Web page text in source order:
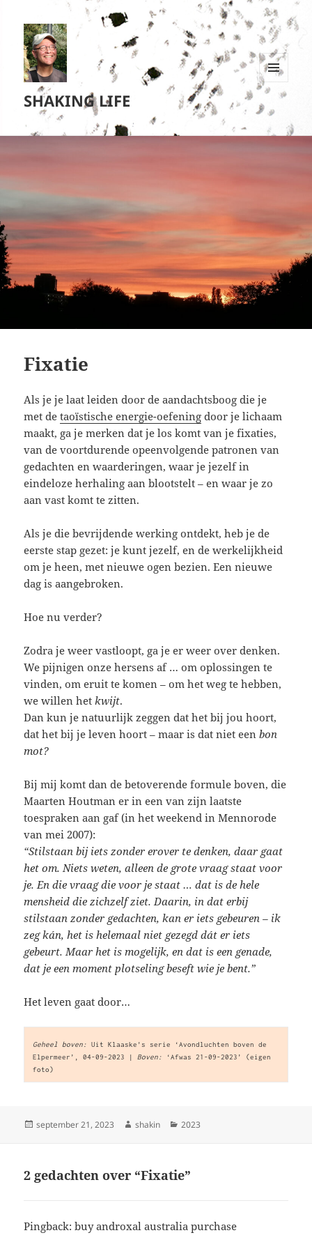
SHAKING LIFE
MENU
WIDGETS
Fixatie
Als je je laat leiden door de aandachtsboog die je
met detaoïstische energie-oefening door je lichaam
maakt, ga je merken dat je los komt van je fixaties,
van de voortdurende opeenvolgende patronen van
gedachten en waarderingen, waar je jezelf in
eindeloze herhaling aan blootstelt – en waar je zo
aan vast komt te zitten.
Als je die bevrijdende werking ontdekt, heb je de
eerste stap gezet: je kunt jezelf, en de werkelijkheid
om je heen, met nieuwe ogen bezien. Een nieuwe
dag is aangebroken.
Hoe nu verder?
Zodra je weer vastloopt, ga je er weer over denken.
We pijnigen onze hersens af … om oplossingen te
vinden, om eruit te komen – om het weg te hebben,
we willen het kwijt.
Dan kun je natuurlijk zeggen dat het bij jou hoort,
dat het bij je leven hoort – maar is dat niet eenbon
mot?
Bij mij komt dan de betoverende formule boven, die
Maarten Houtman er in een van zijn laatste
toespraken aan gaf (in het weekend in Mennorode
van mei 2007):
“Stilstaan bij iets zonder erover te denken, daar gaat
het om. Niets weten, alleen de grote vraag staat voor
je. En die vraag die voor je staat … dat is de hele
mensheid die zichzelf ziet. Daarin, in dat erbij
stilstaan zonder gedachten, kan er iets gebeuren – ik
zeg kán, het is helemaal niet gezegd dát er iets
gebeurt. Maar het is mogelijk, en dat is een genade,
dat je een moment plotseling beseft wie je bent.”
Het leven gaat door…
Geheel boven: Uit Klaaske's serie ‘Avondluchten boven de
Elpermeer’, 04-09-2023 | Boven:
‘Afwas 21-09-2023’ (eigen
foto)
Geplaatst
september 21, 2023 Auteur
shakin Categorieën
2023
2 gedachten over “Fixatie”
Pingback:buy androxal australia purchase